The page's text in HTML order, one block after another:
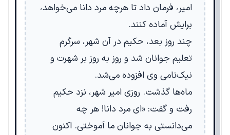
امیر، فرمان داد تا هرچه مرد دانا می‌خواهد،
برایش آماده کنند.
چند روز بعد، حکیم در آن شهر، سرگرم
تعلیم جوانان شد و روز به روز بر شهرت و
نیک‌نامی وی افزوده می‌شد.
ماه‌ها گذشت. روزی امیر شهر، نزد حکیم
رفت و گفت: «ای مرد دانا! هر چه
می‌دانستی به جوانان ما آموختی. اکنون